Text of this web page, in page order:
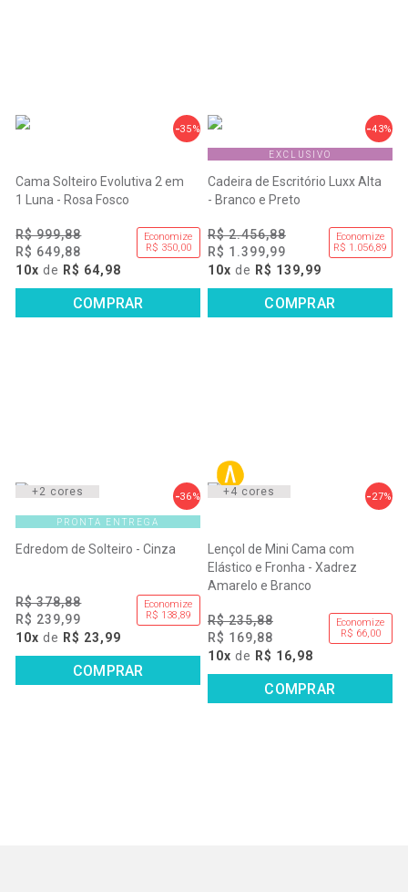
35%
Cama Solteiro Evolutiva 2 em
1 Luna - Rosa Fosco
R$ 999,88
R$ 649,88
Economize
R$ 350,00
10x de R$ 64,98
COMPRAR
43%
EXCLUSIVO
Cadeira de Escritório Luxx Alta
- Branco e Preto
R$ 2.456,88
R$ 1.399,99
Economize
R$ 1.056,89
10x de R$ 139,99
COMPRAR
36%
+2 cores
PRONTA ENTREGA
Edredom de Solteiro - Cinza
R$ 378,88
R$ 239,99
Economize
R$ 138,89
10x de R$ 23,99
COMPRAR
27%
+4 cores
Lençol de Mini Cama com
Elástico e Fronha - Xadrez
Amarelo e Branco
R$ 235,88
R$ 169,88
Economize
R$ 66,00
10x de R$ 16,98
COMPRAR